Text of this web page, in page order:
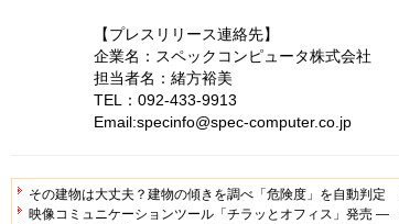
【プレスリリース連絡先】
企業名：スペックコンピュータ株式会社
担当者名：緒方裕美
TEL：092-433-9913
Email:specinfo@spec-computer.co.jp
その建物は大丈夫？建物の傾きを調べ「危険度」を自動判
映像コミュニケーションツール「チラッとオフィス」発売